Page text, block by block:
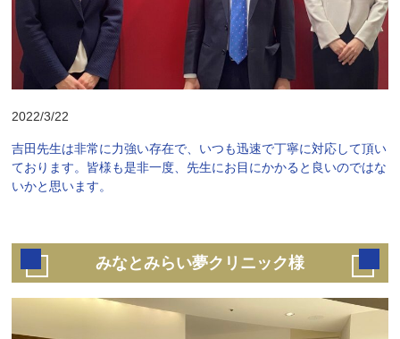
2022/3/22
吉田先生は非常に力強い存在で、いつも迅速で丁寧に対応して頂い
ております。皆様も是非一度、先生にお目にかかると良いのではな
いかと思います。
みなとみらい夢クリニック様